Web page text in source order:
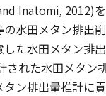
Inatomi, 2012)
水田メタン排出
た水田メタン排
された水田メタン
ン排出量推計に